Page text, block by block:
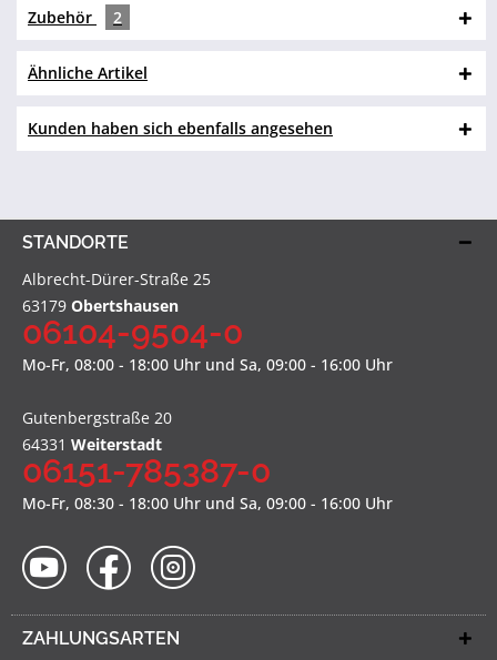
Zubehör 2
Ähnliche Artikel
Kunden haben sich ebenfalls angesehen
STANDORTE
Albrecht-Dürer-Straße 25
63179 Obertshausen
06104-9504-0
Mo-Fr, 08:00 - 18:00 Uhr und Sa, 09:00 - 16:00 Uhr
Gutenbergstraße 20
64331 Weiterstadt
06151-785387-0
Mo-Fr, 08:30 - 18:00 Uhr und Sa, 09:00 - 16:00 Uhr
ZAHLUNGSARTEN